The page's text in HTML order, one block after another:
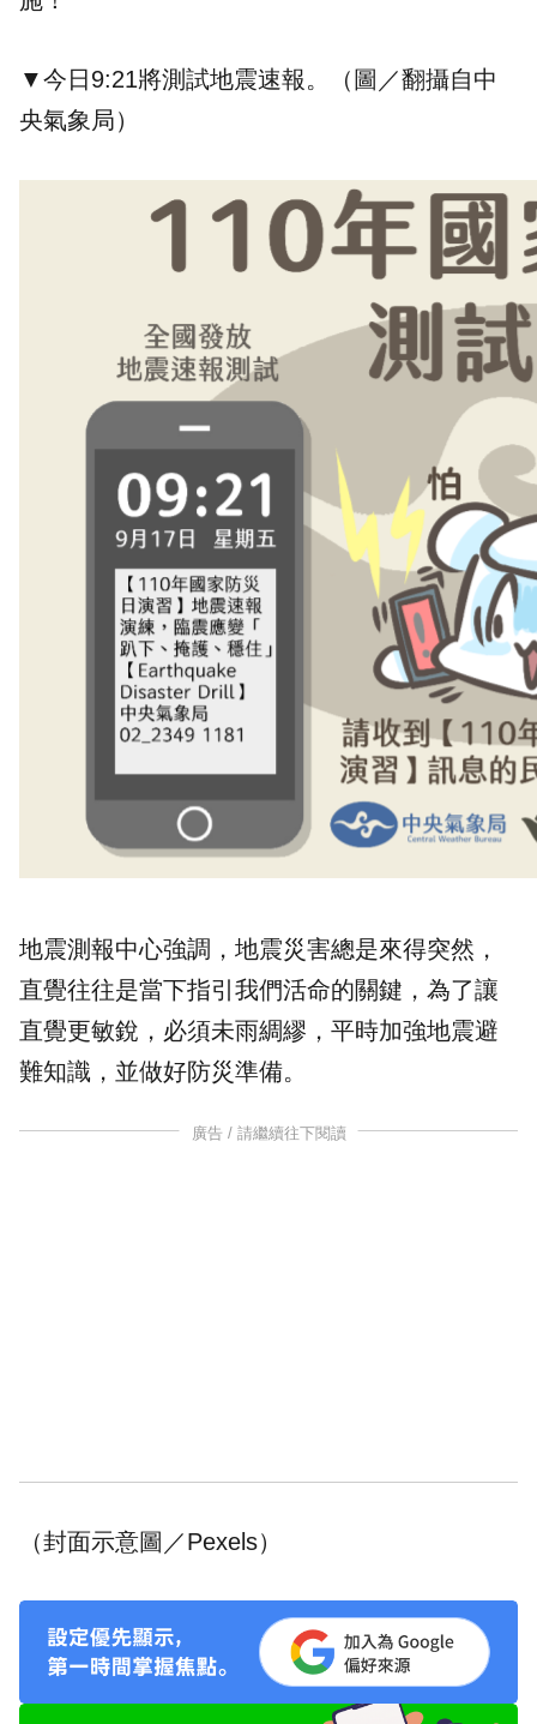
▼今日9:21將測試地震速報。（圖／翻攝自中
央氣象局）
地震測報中心強調，地震災害總是來得突然，
直覺往往是當下指引我們活命的關鍵，為了讓
直覺更敏銳，必須未雨綢繆，平時加強地震避
難知識，並做好防災準備。
廣告 / 請繼續往下閱讀
（封面示意圖／Pexels）